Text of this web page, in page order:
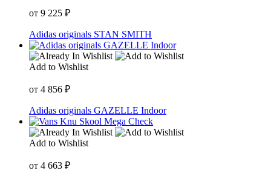
от 9 225 ₽
Adidas originals STAN SMITH
Add to Wishlist
от 4 856 ₽
Adidas originals GAZELLE Indoor
Add to Wishlist
от 4 663 ₽